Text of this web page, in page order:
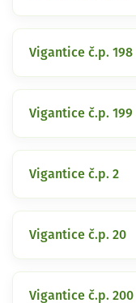
Vigantice č.p. 198
Vigantice č.p. 199
Vigantice č.p. 2
Vigantice č.p. 20
Vigantice č.p. 200